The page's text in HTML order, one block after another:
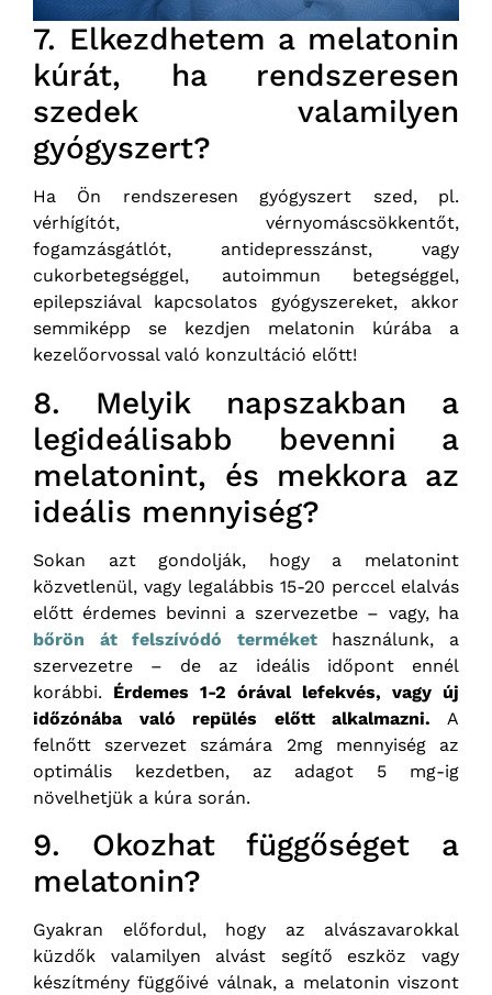
7. Elkezdhetem a melatonin
kúrát, ha rendszeresen
szedek valamilyen
gyógyszert?
Ha Ön rendszeresen gyógyszert szed, pl.
vérhígítót, vérnyomáscsökkentőt,
fogamzásgátlót, antidepresszánst, vagy
cukorbetegséggel, autoimmun betegséggel,
epilepsziával kapcsolatos gyógyszereket, akkor
semmiképp se kezdjen melatonin kúrába a
kezelőorvossal való konzultáció előtt!
8. Melyik napszakban a
legideálisabb bevenni a
melatonint, és mekkora az
ideális mennyiség?
Sokan azt gondolják, hogy a melatonint
közvetlenül, vagy legalábbis 15-20 perccel elalvás
előtt érdemes bevinni a szervezetbe – vagy, ha
bőrön át felszívódó terméket használunk, a
szervezetre – de az ideális időpont ennél
korábbi. Érdemes 1-2 órával lefekvés, vagy új
időzónába való repülés előtt alkalmazni. A
felnőtt szervezet számára 2mg mennyiség az
optimális kezdetben, az adagot 5 mg-ig
növelhetjük a kúra során.
9. Okozhat függőséget a
melatonin?
Gyakran előfordul, hogy az alvászavarokkal
küzdők valamilyen alvást segítő eszköz vagy
készítmény függőivé válnak, a melatonin viszont